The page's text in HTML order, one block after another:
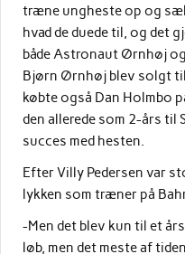
træne ungheste op og
hvad de duede til, og det
både Astronaut Ørnhøj
Bjørn Ørnhøj blev solgt til
købte også Dan Holmbo
den allerede som 2-års til
succes med hesten.
Efter Villy Pedersen var
lykken som træner på
-Men det blev kun til et
løb, men det meste af